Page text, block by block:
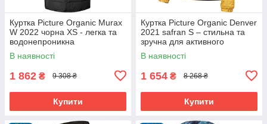
Куртка Picture Organic Murax
W 2022 чорна XS - легка та
водонепроникна
В наявності
1 862 ₴ 9 308 ₴
Купити
Куртка Picture Organic Denver
2021 safran S – стильна та
зручна для активного
відпочинку
В наявності
1 654 ₴ 8 268 ₴
Купити